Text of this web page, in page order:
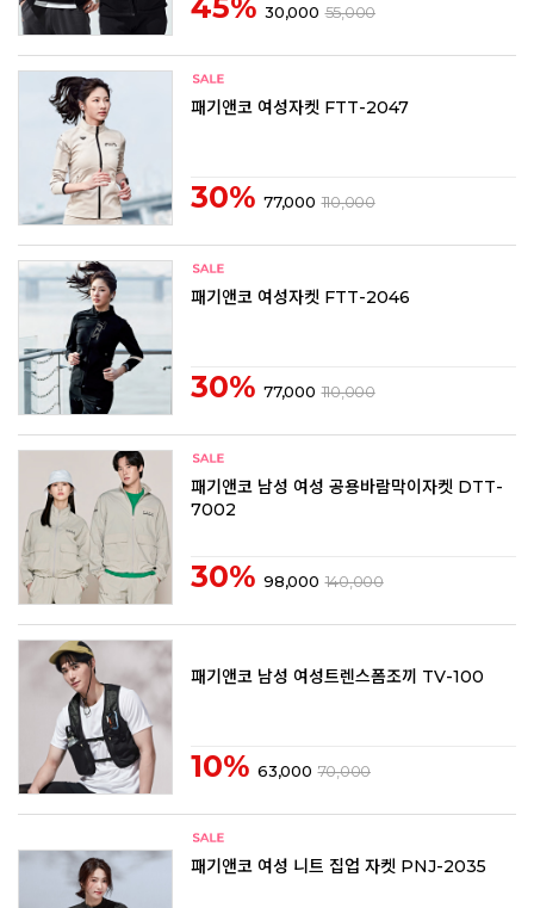
30,000 55,000
패기앤코 여성자켓 FTT-2047
30% 77,000 110,000
패기앤코 여성자켓 FTT-2046
30% 77,000 110,000
패기앤코 남성 여성 공용바람막이자켓 DTT-
7002
30% 98,000 140,000
패기앤코 남성 여성트렌스폼조끼 TV-100
10% 63,000 70,000
패기앤코 여성 니트 집업 자켓 PNJ-2035